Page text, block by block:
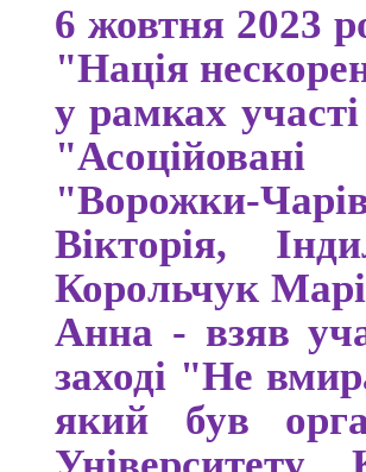
6 жовтня 2023
"Нація
у рамках
"Ворожки-
Вікторія,
Корольчук
Анна - взяв
заході "Не
який був